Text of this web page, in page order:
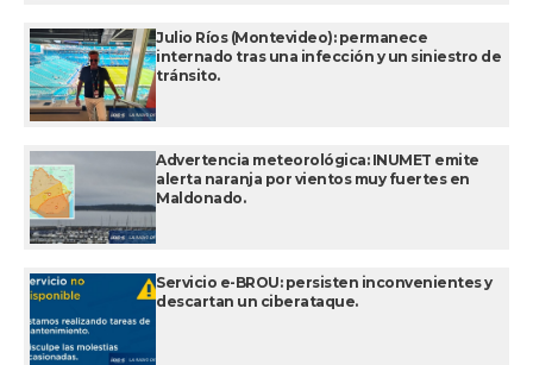
Julio Ríos (Montevideo): permanece
internado tras una infección y un siniestro de
tránsito.
Advertencia meteorológica: INUMET emite
alerta naranja por vientos muy fuertes en
Maldonado.
Servicio e-BROU: persisten inconvenientes y
descartan un ciberataque.